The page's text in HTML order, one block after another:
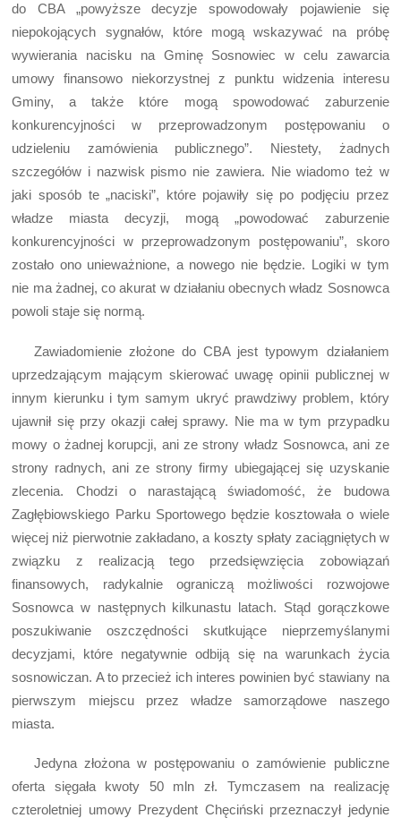
do CBA „powyższe decyzje spowodowały pojawienie się
niepokojących sygnałów, które mogą wskazywać na próbę
wywierania nacisku na Gminę Sosnowiec w celu zawarcia
umowy finansowo niekorzystnej z punktu widzenia interesu
Gminy, a także które mogą spowodować zaburzenie
konkurencyjności w przeprowadzonym postępowaniu o
udzieleniu zamówienia publicznego”. Niestety, żadnych
szczegółów i nazwisk pismo nie zawiera. Nie wiadomo też w
jaki sposób te „naciski”, które pojawiły się po podjęciu przez
władze miasta decyzji, mogą „powodować zaburzenie
konkurencyjności w przeprowadzonym postępowaniu”, skoro
zostało ono unieważnione, a nowego nie będzie. Logiki w tym
nie ma żadnej, co akurat w działaniu obecnych władz Sosnowca
powoli staje się normą.
Zawiadomienie złożone do CBA jest typowym działaniem
uprzedzającym mającym skierować uwagę opinii publicznej w
innym kierunku i tym samym ukryć prawdziwy problem, który
ujawnił się przy okazji całej sprawy. Nie ma w tym przypadku
mowy o żadnej korupcji, ani ze strony władz Sosnowca, ani ze
strony radnych, ani ze strony firmy ubiegającej się uzyskanie
zlecenia. Chodzi o narastającą świadomość, że budowa
Zagłębiowskiego Parku Sportowego będzie kosztowała o wiele
więcej niż pierwotnie zakładano, a koszty spłaty zaciągniętych w
związku z realizacją tego przedsięwzięcia zobowiązań
finansowych, radykalnie ograniczą możliwości rozwojowe
Sosnowca w następnych kilkunastu latach. Stąd gorączkowe
poszukiwanie oszczędności skutkujące nieprzemyślanymi
decyzjami, które negatywnie odbiją się na warunkach życia
sosnowiczan. A to przecież ich interes powinien być stawiany na
pierwszym miejscu przez władze samorządowe naszego
miasta.
Jedyna złożona w postępowaniu o zamówienie publiczne
oferta sięgała kwoty 50 mln zł. Tymczasem na realizację
czteroletniej umowy Prezydent Chęciński przeznaczył jedynie